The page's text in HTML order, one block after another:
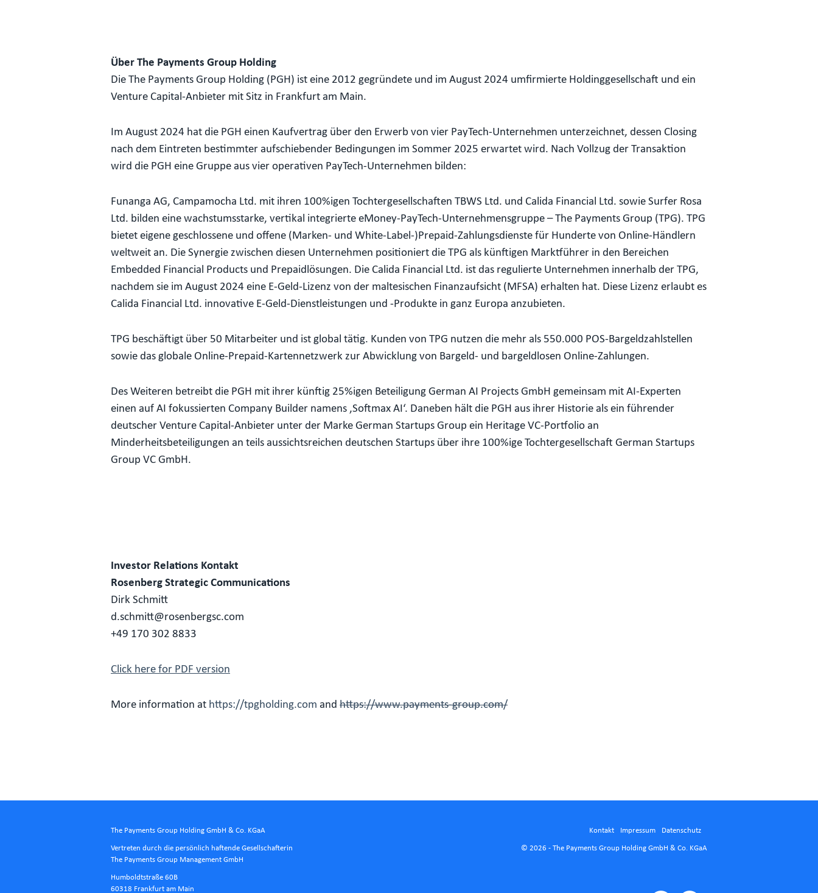
Über The Payments Group Holding
Die The Payments Group Holding (PGH) ist eine 2012 gegründete und im August 2024 umfirmierte Holdinggesellschaft und ein
Venture Capital-Anbieter mit Sitz in Frankfurt am Main.
Im August 2024 hat die PGH einen Kaufvertrag über den Erwerb von vier PayTech-Unternehmen unterzeichnet, dessen Closing
nach dem Eintreten bestimmter aufschiebender Bedingungen im Sommer 2025 erwartet wird. Nach Vollzug der Transaktion
wird die PGH eine Gruppe aus vier operativen PayTech-Unternehmen bilden:
Funanga AG, Campamocha Ltd. mit ihren 100%igen Tochtergesellschaften TBWS Ltd. und Calida Financial Ltd. sowie Surfer Rosa
Ltd. bilden eine wachstumsstarke, vertikal integrierte eMoney-PayTech-Unternehmensgruppe – The Payments Group (TPG). TPG
bietet eigene geschlossene und offene (Marken- und White-Label-)Prepaid-Zahlungsdienste für Hunderte von Online-Händlern
weltweit an. Die Synergie zwischen diesen Unternehmen positioniert die TPG als künftigen Marktführer in den Bereichen
Embedded Financial Products und Prepaidlösungen. Die Calida Financial Ltd. ist das regulierte Unternehmen innerhalb der TPG,
nachdem sie im August 2024 eine E-Geld-Lizenz von der maltesischen Finanzaufsicht (MFSA) erhalten hat. Diese Lizenz erlaubt es
Calida Financial Ltd. innovative E-Geld-Dienstleistungen und -Produkte in ganz Europa anzubieten.
TPG beschäftigt über 50 Mitarbeiter und ist global tätig. Kunden von TPG nutzen die mehr als 550.000 POS-Bargeldzahlstellen
sowie das globale Online-Prepaid-Kartennetzwerk zur Abwicklung von Bargeld- und bargeldlosen Online-Zahlungen.
Des Weiteren betreibt die PGH mit ihrer künftig 25%igen Beteiligung German AI Projects GmbH gemeinsam mit AI-Experten
einen auf AI fokussierten Company Builder namens ‚Softmax AI‘. Daneben hält die PGH aus ihrer Historie als ein führender
deutscher Venture Capital-Anbieter unter der Marke German Startups Group ein Heritage VC-Portfolio an
Minderheitsbeteiligungen an teils aussichtsreichen deutschen Startups über ihre 100%ige Tochtergesellschaft German Startups
Group VC GmbH.
Investor Relations Kontakt
Rosenberg Strategic Communications
Dirk Schmitt
d.schmitt@rosenbergsc.com
+49 170 302 8833
Click here for PDF version
More information at https://tpgholding.com and https://www.payments-group.com/
The Payments Group Holding GmbH & Co. KGaA
Vertreten durch die persönlich haftende Gesellschafterin
The Payments Group Management GmbH
Humboldtstraße 60B
60318 Frankfurt am Main
Kontakt Impressum Datenschutz
© 2026 - The Payments Group Holding GmbH & Co. KGaA